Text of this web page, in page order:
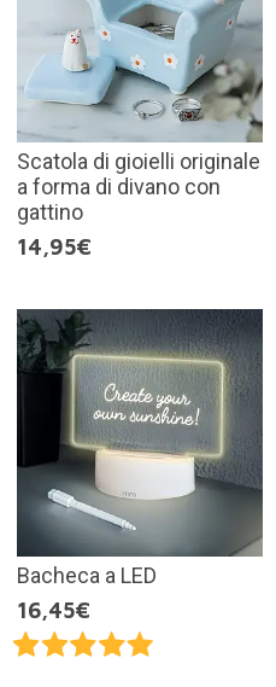
Scatola di gioielli originale
a forma di divano con
gattino
14,95€
Bacheca a LED
16,45€